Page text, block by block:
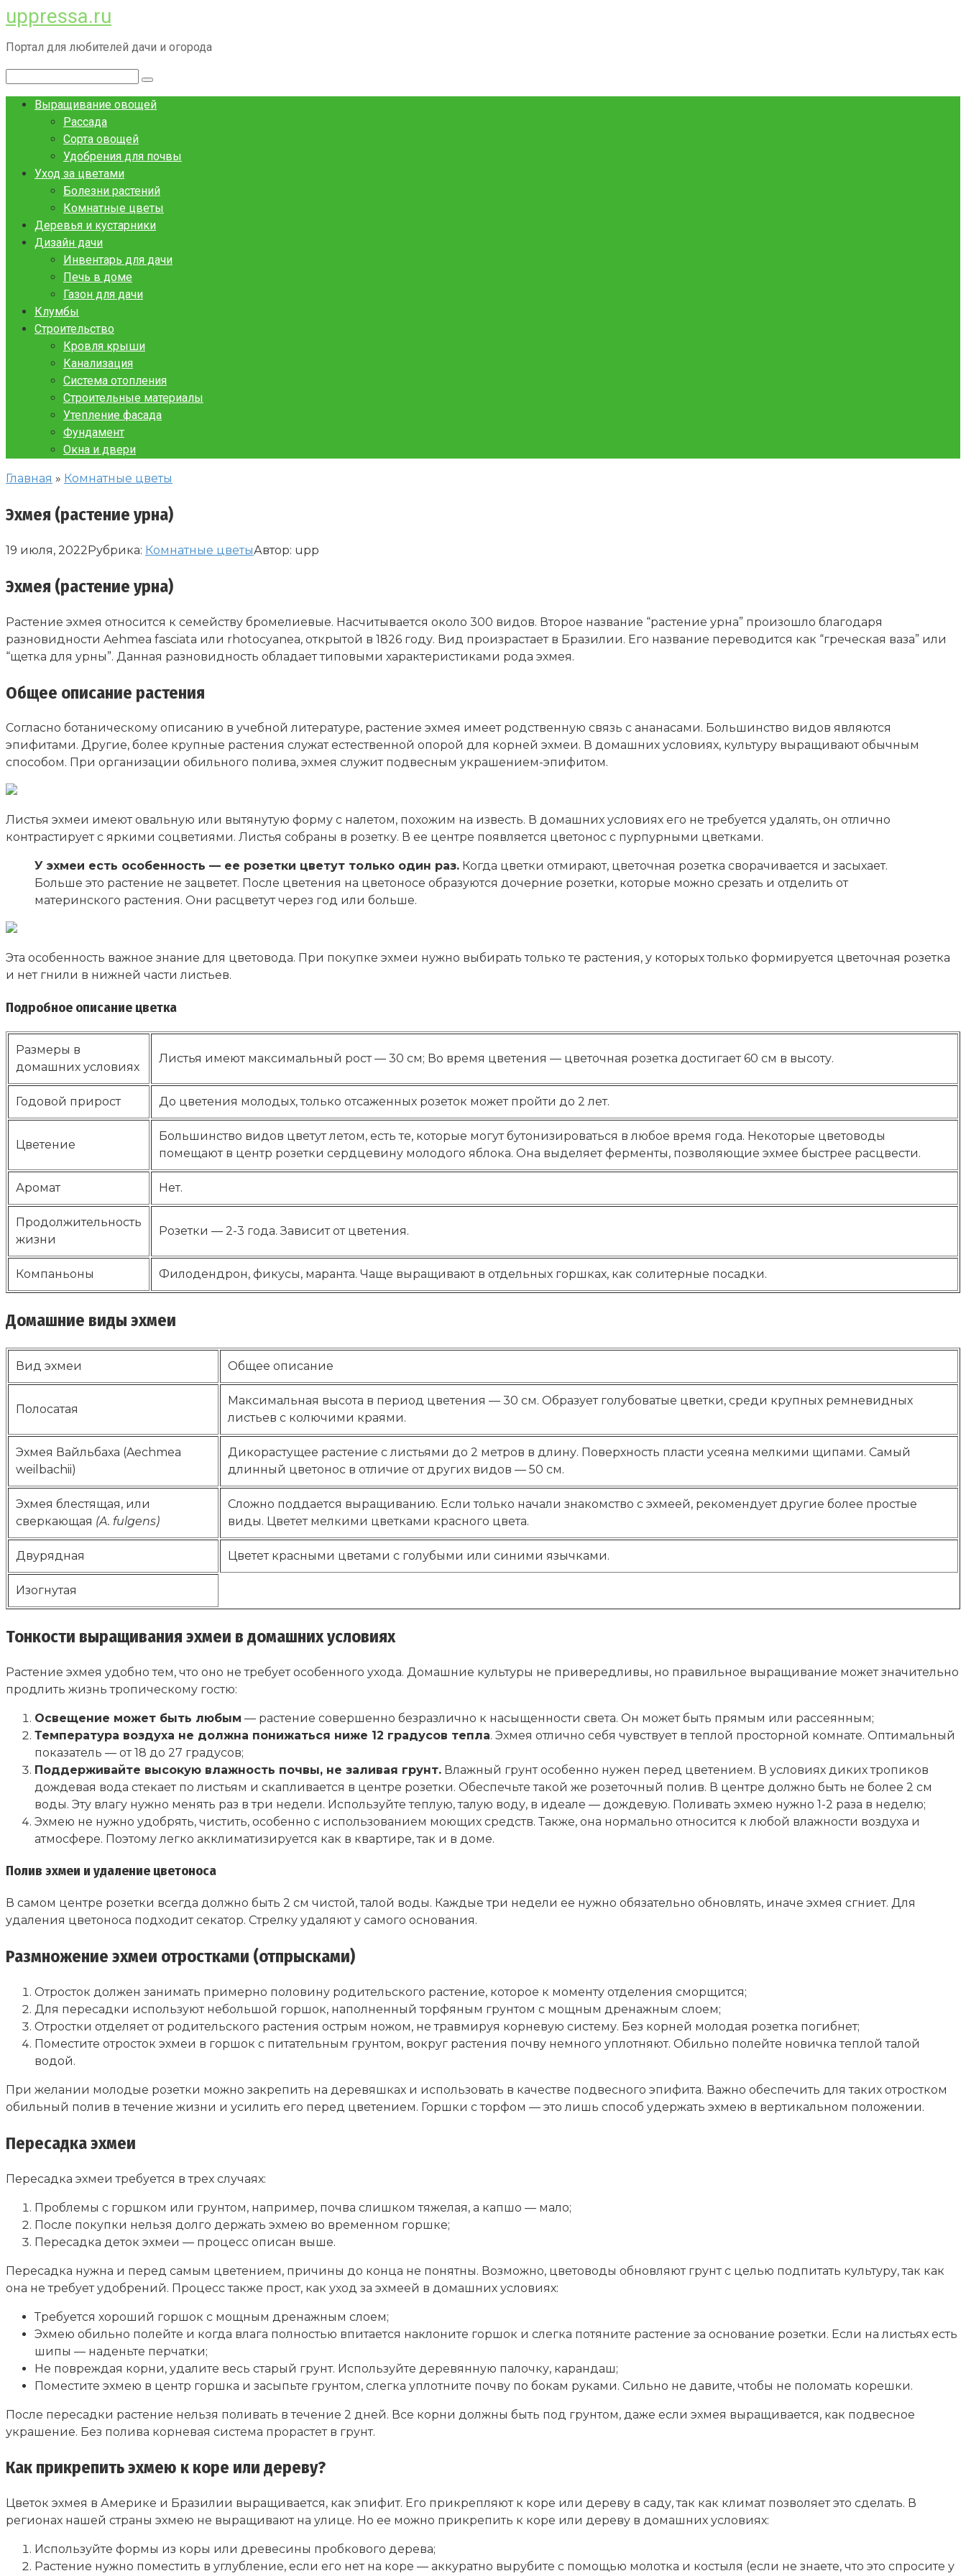
Перейти
к
контенту
uppressa.ru
Портал для любителей дачи и огорода
Выращивание овощей
Рассада
Сорта овощей
Удобрения для почвы
Уход за цветами
Болезни растений
Комнатные цветы
Деревья и кустарники
Дизайн дачи
Инвентарь для дачи
Печь в доме
Газон для дачи
Клумбы
Строительство
Кровля крыши
Канализация
Система отопления
Строительные материалы
Утепление фасада
Фундамент
Окна и двери
Главная » Комнатные цветы
Эхмея (растение урна)
19 июля, 2022Рубрика: Комнатные цветыАвтор: upp
Эхмея (растение урна)
Растение эхмея относится к семейству бромелиевые. Насчитывается около 300 видов. Второе название “растение урна” произошло благодаря
разновидности Aehmea fasciata или rhotocyanea, открытой в 1826 году. Вид произрастает в Бразилии. Его название переводится как “греческая ваза” или
“щетка для урны”. Данная разновидность обладает типовыми характеристиками рода эхмея.
Общее описание растения
Согласно ботаническому описанию в учебной литературе, растение эхмея имеет родственную связь с ананасами. Большинство видов являются
эпифитами. Другие, более крупные растения служат естественной опорой для корней эхмеи. В домашних условиях, культуру выращивают обычным
способом. При организации обильного полива, эхмея служит подвесным украшением-эпифитом.
Листья эхмеи имеют овальную или вытянутую форму с налетом, похожим на известь. В домашних условиях его не требуется удалять, он отлично
контрастирует с яркими соцветиями. Листья собраны в розетку. В ее центре появляется цветонос с пурпурными цветками.
У эхмеи есть особенность — ее розетки цветут только один раз. Когда цветки отмирают, цветочная розетка сворачивается и засыхает.
Больше это растение не зацветет. После цветения на цветоносе образуются дочерние розетки, которые можно срезать и отделить от
материнского растения. Они расцветут через год или больше.
Эта особенность важное знание для цветовода. При покупке эхмеи нужно выбирать только те растения, у которых только формируется цветочная розетка
и нет гнили в нижней части листьев.
Подробное описание цветка
Размеры в
домашних условиях
Листья имеют максимальный рост — 30 см; Во время цветения — цветочная розетка достигает 60 см в высоту.
Годовой прирост До цветения молодых, только отсаженных розеток может пройти до 2 лет.
Цветение
Большинство видов цветут летом, есть те, которые могут бутонизироваться в любое время года. Некоторые цветоводы
помещают в центр розетки сердцевину молодого яблока. Она выделяет ферменты, позволяющие эхмее быстрее расцвести.
Аромат Нет.
Продолжительность
жизни
Розетки — 2-3 года. Зависит от цветения.
Компаньоны Филодендрон, фикусы, маранта. Чаще выращивают в отдельных горшках, как солитерные посадки.
Домашние виды эхмеи
Вид эхмеи Общее описание
Полосатая
Максимальная высота в период цветения — 30 см. Образует голубоватые цветки, среди крупных ремневидных
листьев с колючими краями.
Эхмея Вайльбаха (Aechmea
weilbachii)
Дикорастущее растение с листьями до 2 метров в длину. Поверхность пласти усеяна мелкими щипами. Самый
длинный цветонос в отличие от других видов — 50 см.
Эхмея блестящая, или
сверкающая (A. fulgens)
Сложно поддается выращиванию. Если только начали знакомство с эхмеей, рекомендует другие более простые
виды. Цветет мелкими цветками красного цвета.
Двурядная Цветет красными цветами с голубыми или синими язычками.
Изогнутая
Тонкости выращивания эхмеи в домашних условиях
Растение эхмея удобно тем, что оно не требует особенного ухода. Домашние культуры не привередливы, но правильное выращивание может значительно
продлить жизнь тропическому гостю:
Освещение может быть любым — растение совершенно безразлично к насыщенности света. Он может быть прямым или рассеянным;
Температура воздуха не должна понижаться ниже 12 градусов тепла. Эхмея отлично себя чувствует в теплой просторной комнате. Оптимальный
показатель — от 18 до 27 градусов;
Поддерживайте высокую влажность почвы, не заливая грунт. Влажный грунт особенно нужен перед цветением. В условиях диких тропиков
дождевая вода стекает по листьям и скапливается в центре розетки. Обеспечьте такой же розеточный полив. В центре должно быть не более 2 см
воды. Эту влагу нужно менять раз в три недели. Используйте теплую, талую воду, в идеале — дождевую. Поливать эхмею нужно 1-2 раза в неделю;
Эхмею не нужно удобрять, чистить, особенно с использованием моющих средств. Также, она нормально относится к любой влажности воздуха и
атмосфере. Поэтому легко акклиматизируется как в квартире, так и в доме.
Полив эхмеи и удаление цветоноса
В самом центре розетки всегда должно быть 2 см чистой, талой воды. Каждые три недели ее нужно обязательно обновлять, иначе эхмея сгниет. Для
удаления цветоноса подходит секатор. Стрелку удаляют у самого основания.
Размножение эхмеи отростками (отпрысками)
Отросток должен занимать примерно половину родительского растение, которое к моменту отделения сморщится;
Для пересадки используют небольшой горшок, наполненный торфяным грунтом с мощным дренажным слоем;
Отростки отделяет от родительского растения острым ножом, не травмируя корневую систему. Без корней молодая розетка погибнет;
Поместите отросток эхмеи в горшок с питательным грунтом, вокруг растения почву немного уплотняют. Обильно полейте новичка теплой талой
водой.
При желании молодые розетки можно закрепить на деревяшках и использовать в качестве подвесного эпифита. Важно обеспечить для таких отростком
обильный полив в течение жизни и усилить его перед цветением. Горшки с торфом — это лишь способ удержать эхмею в вертикальном положении.
Пересадка эхмеи
Пересадка эхмеи требуется в трех случаях:
Проблемы с горшком или грунтом, например, почва слишком тяжелая, а капшо — мало;
После покупки нельзя долго держать эхмею во временном горшке;
Пересадка деток эхмеи — процесс описан выше.
Пересадка нужна и перед самым цветением, причины до конца не понятны. Возможно, цветоводы обновляют грунт с целью подпитать культуру, так как
она не требует удобрений. Процесс также прост, как уход за эхмеей в домашних условиях:
Требуется хороший горшок с мощным дренажным слоем;
Эхмею обильно полейте и когда влага полностью впитается наклоните горшок и слегка потяните растение за основание розетки. Если на листьях есть
шипы — наденьте перчатки;
Не повреждая корни, удалите весь старый грунт. Используйте деревянную палочку, карандаш;
Поместите эхмею в центр горшка и засыпьте грунтом, слегка уплотните почву по бокам руками. Сильно не давите, чтобы не поломать корешки.
После пересадки растение нельзя поливать в течение 2 дней. Все корни должны быть под грунтом, даже если эхмея выращивается, как подвесное
украшение. Без полива корневая система прорастет в грунт.
Как прикрепить эхмею к коре или дереву?
Цветок эхмея в Америке и Бразилии выращивается, как эпифит. Его прикрепляют к коре или дереву в саду, так как климат позволяет это сделать. В
регионах нашей страны эхмею не выращивают на улице. Но ее можно прикрепить к коре или дереву в домашних условиях:
Используйте формы из коры или древесины пробкового дерева;
Растение нужно поместить в углубление, если его нет на коре — аккуратно вырубите с помощью молотка и костыля (если не знаете, что это спросите у